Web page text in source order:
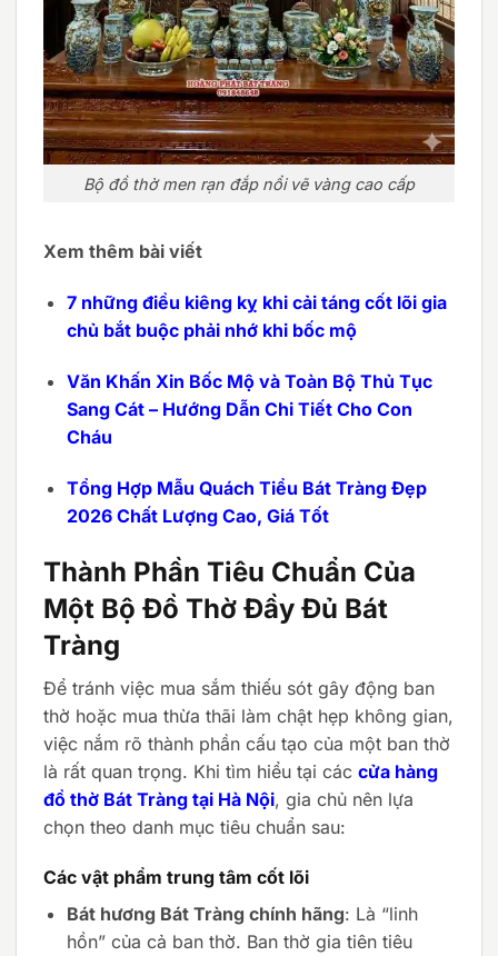
Bộ đồ thờ men rạn đắp nổi vẽ vàng cao cấp
Xem thêm bài viết
7 những điều kiêng kỵ khi cải táng cốt lõi gia
chủ bắt buộc phải nhớ khi bốc mộ
Văn Khấn Xin Bốc Mộ và Toàn Bộ Thủ Tục
Sang Cát – Hướng Dẫn Chi Tiết Cho Con
Cháu
Tổng Hợp Mẫu Quách Tiểu Bát Tràng Đẹp
2026 Chất Lượng Cao, Giá Tốt
Thành Phần Tiêu Chuẩn Của
Một Bộ Đồ Thờ Đầy Đủ Bát
Tràng
Để tránh việc mua sắm thiếu sót gây động ban
thờ hoặc mua thừa thãi làm chật hẹp không gian,
việc nắm rõ thành phần cấu tạo của một ban thờ
là rất quan trọng. Khi tìm hiểu tại các cửa hàng
đồ thờ Bát Tràng tại Hà Nội, gia chủ nên lựa
chọn theo danh mục tiêu chuẩn sau:
Các vật phẩm trung tâm cốt lõi
Bát hương Bát Tràng chính hãng: Là “linh
hồn” của cả ban thờ. Ban thờ gia tiên tiêu